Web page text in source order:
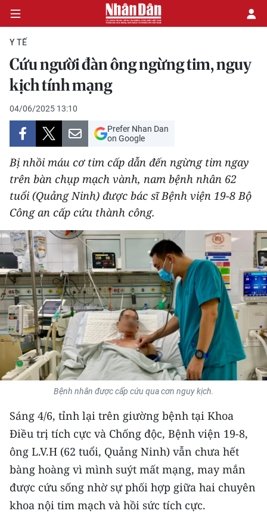
CHÍNH TRỊ
KINH TẾ
VĂN HÓA
XÃ HỘI
PHÁP LUẬT
THẾ GIỚI
THỂ THAO
GIÁO DỤC
Y TẾ
KHOA HỌC - CÔNG NGHỆ
MÔI TRƯỜNG
BẠN ĐỌC
KIỂM CHỨNG THÔNG TIN
TRI THỨC CHUYÊN SÂU
54 DÂN TỘC VIỆT NAM
Y TẾ
Cứu người đàn ông ngừng tim, nguy
kịch tính mạng
04/06/2025 13:10
Prefer Nhan Dan
on Google
Bị nhồi máu cơ tim cấp dẫn đến ngừng tim ngay
trên bàn chụp mạch vành, nam bệnh nhân 62
tuổi (Quảng Ninh) được bác sĩ Bệnh viện 19-8 Bộ
Công an cấp cứu thành công.
Bệnh nhân được cấp cứu qua cơn nguy kịch.
Sáng 4/6, tỉnh lại trên giường bệnh tại Khoa
Điều trị tích cực và Chống độc, Bệnh viện 19-8,
ông L.V.H (62 tuổi, Quảng Ninh) vẫn chưa hết
bàng hoàng vì mình suýt mất mạng, may mắn
được cứu sống nhờ sự phối hợp giữa hai chuyên
khoa nội tim mạch và hồi sức tích cực.